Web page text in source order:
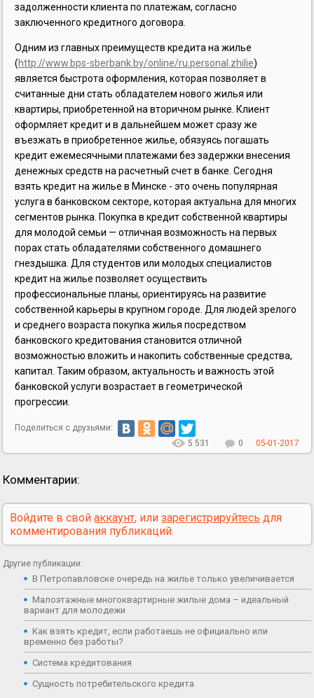
задолженности клиента по платежам, согласно
заключенного кредитного договора.
Одним из главных преимуществ кредита на жилье
(http://www.bps-sberbank.by/online/ru.personal.zhilie)
является быстрота оформления, которая позволяет в
считанные дни стать обладателем нового жилья или
квартиры, приобретенной на вторичном рынке. Клиент
оформляет кредит и в дальнейшем может сразу же
въезжать в приобретенное жилье, обязуясь погашать
кредит ежемесячными платежами без задержки внесения
денежных средств на расчетный счет в банке. Сегодня
взять кредит на жилье в Минске - это очень популярная
услуга в банковском секторе, которая актуальна для многих
сегментов рынка. Покупка в кредит собственной квартиры
для молодой семьи — отличная возможность на первых
порах стать обладателями собственного домашнего
гнездышка. Для студентов или молодых специалистов
кредит на жилье позволяет осуществить
профессиональные планы, ориентируясь на развитие
собственной карьеры в крупном городе. Для людей зрелого
и среднего возраста покупка жилья посредством
банковского кредитования становится отличной
возможностью вложить и накопить собственные средства,
капитал. Таким образом, актуальность и важность этой
банковской услуги возрастает в геометрической
прогрессии.
Поделиться с друзьями:
5 531
0 05-01-2017
Комментарии:
Войдите в свойаккаунт, илизарегистрируйтесь для
комментирования публикаций.
Другие публикации:
В Петропавловске очередь на жилье только увеличивается
Малоэтажные многоквартирные жилые дома – идеальный
вариант для молодежи
Как взять кредит, если работаешь не официально или
временно без работы?
Система кредитования
Сущность потребительского кредита